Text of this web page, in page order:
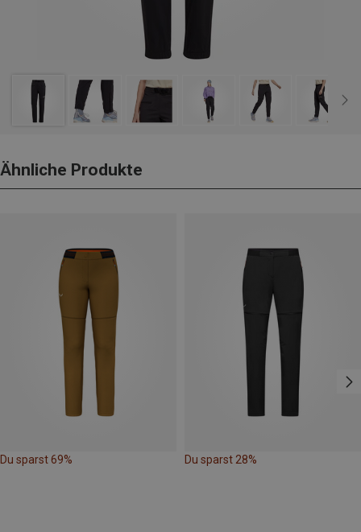
Ähnliche Produkte
Du sparst 69% Du sparst 28%